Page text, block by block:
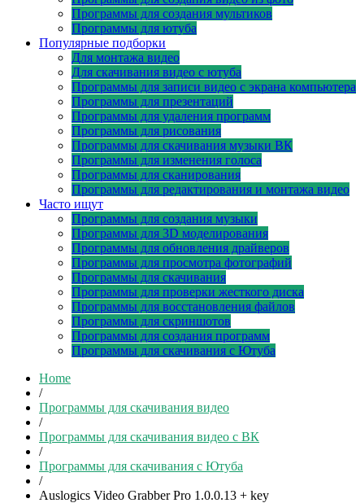
Программы для создания мультиков
Программы для ютуба
Популярные подборки
Для монтажа видео
Для скачивания видео с ютуба
Программы для записи видео с экрана компьютера
Программы для презентаций
Программы для удаления программ
Программы для рисования
Программы для скачивания музыки ВК
Программы для изменения голоса
Программы для сканирования
Программы для редактирования и монтажа видео
Часто ищут
Программы для создания музыки
Программы для 3D моделирования
Программы для обновления драйверов
Программы для просмотра фотографий
Программы для скачивания
Программы для проверки жесткого диска
Программы для восстановления файлов
Программы для скриншотов
Программы для создания программ
Программы для скачивания с Ютуба
Home
/
Программы для скачивания видео
/
Программы для скачивания видео с ВК
/
Программы для скачивания с Ютуба
/
Auslogics Video Grabber Pro 1.0.0.13 + key